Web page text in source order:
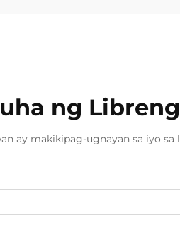
ng
ay makikipag-ugnayan sa iyo sa